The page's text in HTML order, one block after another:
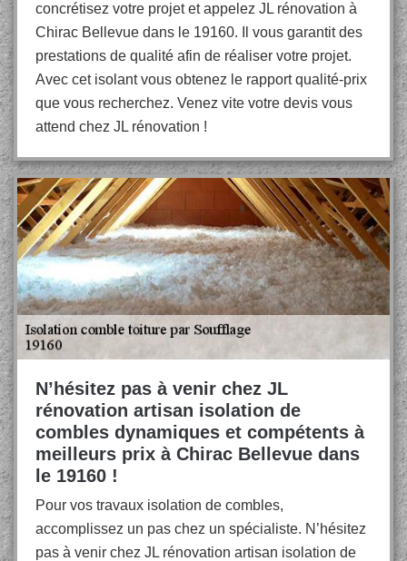
concrétisez votre projet et appelez JL rénovation à
Chirac Bellevue dans le 19160. Il vous garantit des
prestations de qualité afin de réaliser votre projet.
Avec cet isolant vous obtenez le rapport qualité-prix
que vous recherchez. Venez vite votre devis vous
attend chez JL rénovation !
N’hésitez pas à venir chez JL
rénovation artisan isolation de
combles dynamiques et compétents à
meilleurs prix à Chirac Bellevue dans
le 19160 !
Pour vos travaux isolation de combles,
accomplissez un pas chez un spécialiste. N’hésitez
pas à venir chez JL rénovation artisan isolation de